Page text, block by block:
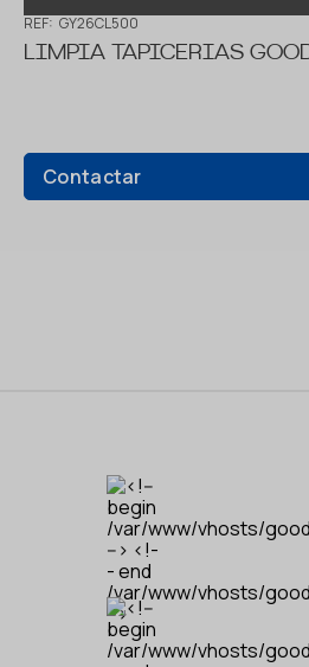
REF: GY26CL500
LIMPIA TAPICERIAS
Contactar